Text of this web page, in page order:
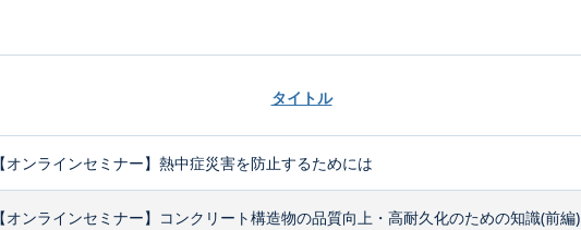
タイトル
【オンラインセミナー】熱中症災害を防止するためには
【オンラインセミナー】コンクリート構造物の品質向上・高耐久化のための知識(前編)